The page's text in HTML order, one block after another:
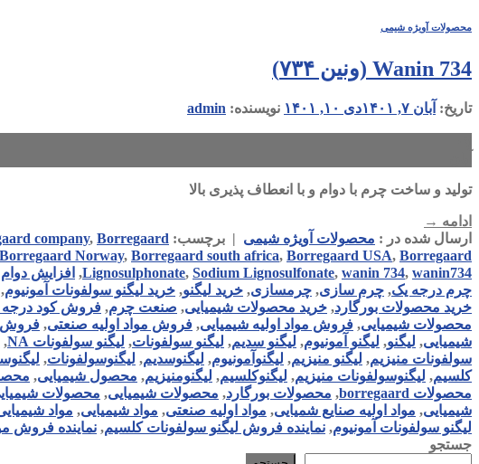
محصولات آویژه شیمی
Wanin 734 (ونین ۷۳۴)
تاریخ: آبان ۷, ۱۴۰۱ دی ۱۰, ۱۴۰۱ نویسنده: admin
تولید و ساخت چرم با دوام و با انعطاف پذیری بالا
ادامه →
ارسال شده در : محصولات آویژه شیمی | برچسب: company, Borregaard
Borregaard Norway, Borregaard south africa, Borregaard USA, Borregaardدر صنعت رنگسازی
Lignosulphonate, Sodium Lignosulfonate, wanin 734, wanin734
, افزایش
چرم درجه یک, چرم سازی, چرمسازی, خرید لیگنو, خرید لیگنو سولفونات آمونیوم,
خرید محصولات بورگارد, خرید محصولات شیمیایی, صنعت چرم, فروش کود درجه 1
محصولات شیمیایی, فروش مواد اولیه شیمیایی, فروش مواد اولیه صنعتی, فروش
شیمیایی, لیگنو, لیگنو آمونیوم, لیگنو سدیم, لیگنو سولفونات, لیگنو سولفونات NA ,
سولفونات منیزیم, لیگنو منیزیم, لیگنوآمونیوم, لیگنوسدیم, لیگنوسولفونات,
کلسیم, لیگنوسولفونات منیزیم, لیگنوکلسیم, لیگنومنیزیم, محصول شیمیایی,
محصولات borregaard
, محصولات بورگارد, محصولات شیمیایی, محصولات
شیمیایی, مواد اولیه صنایع شمیایی, مواد اولیه صنعتی, مواد شیمیایی, مواد
لیگنو سولفونات آمونیوم, نماینده فروش لیگنو سولفونات کلسیم, نماینده فروش
جستجو